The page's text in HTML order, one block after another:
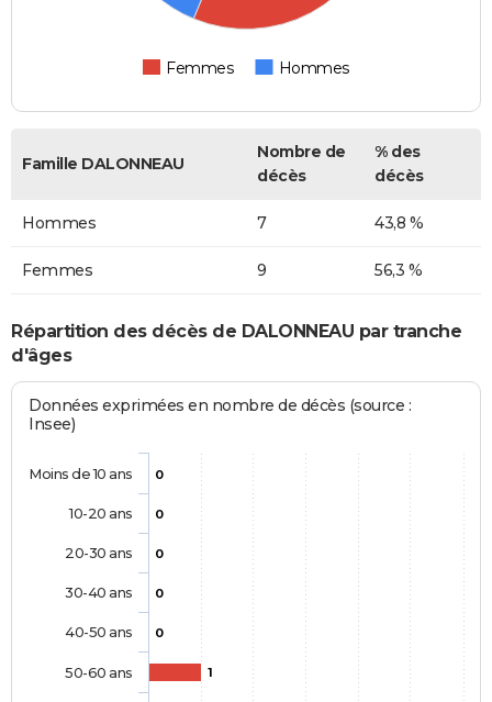
Femmes Hommes
Famille DALONNEAU
Nombre de
décès
% des
décès
Hommes 7 43,8 %
Femmes 9 56,3 %
Répartition des décès de DALONNEAU par tranche
d'âges
Données exprimées en nombre de décès (source :
Insee)
0
0
0
0
0
1
Moins de 10 ans
10-20 ans
20-30 ans
30-40 ans
40-50 ans
50-60 ans